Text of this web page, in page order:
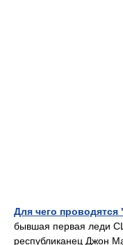
Для чего
бывшая первая леди
республиканец Джон